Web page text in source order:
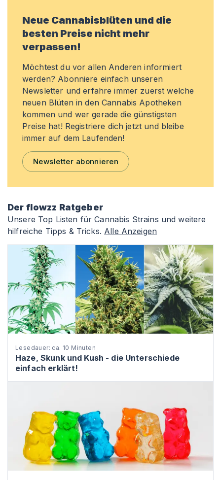
Neue Cannabisblüten und die
besten Preise nicht mehr
verpassen!
Möchtest du vor allen Anderen informiert
werden? Abonniere einfach unseren
Newsletter und erfahre immer zuerst welche
neuen Blüten in den Cannabis Apotheken
kommen und wer gerade die günstigsten
Preise hat! Registriere dich jetzt und bleibe
immer auf dem Laufenden!
Newsletter abonnieren
Der flowzz Ratgeber
Unsere Top Listen für Cannabis Strains und weitere
hilfreiche Tipps & Tricks. Alle Anzeigen
Lesedauer: ca. 10 Minuten
Haze, Skunk und Kush - die Unterschiede
einfach erklärt!